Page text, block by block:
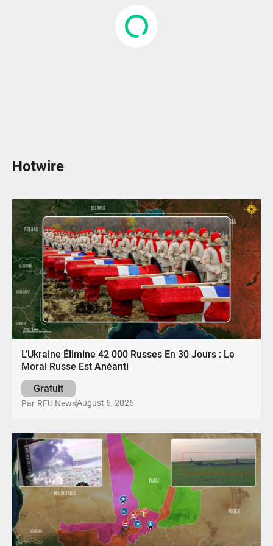
Hotwire
L'Ukraine Élimine 42 000 Russes En 30 Jours : Le
Moral Russe Est Anéanti
Gratuit
Par RFU NewsAugust 6, 2026